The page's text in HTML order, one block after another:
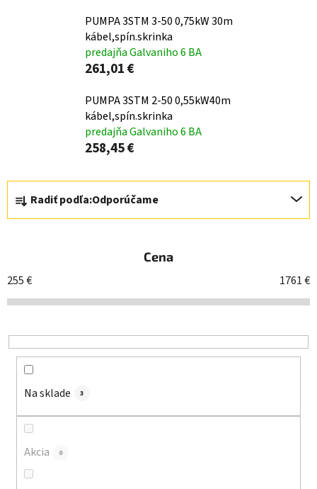
PUMPA 3STM 3-50 0,75kW 30m
kábel,spín.skrinka
predajňa Galvaniho 6 BA
261,01 €
PUMPA 3STM 2-50 0,55kW40m
kábel,spín.skrinka
predajňa Galvaniho 6 BA
258,45 €
R
a
d
i
e
r
o
Radiť podľa:Odporúčame
Cena
255€ 1761€
Na sklade 3
Akcia 0